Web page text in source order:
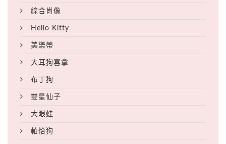
綜合肖像
Hello Kitty
美樂蒂
大耳狗喜拿
布丁狗
雙星仙子
大眼蛙
帕恰狗